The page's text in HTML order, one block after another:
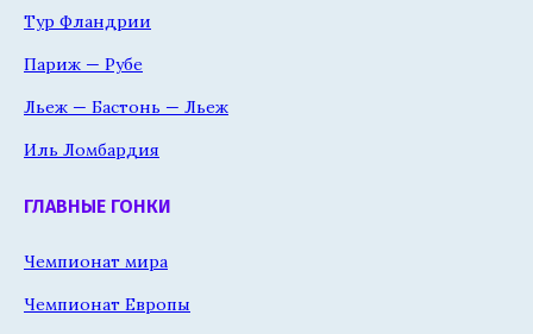
Тур Фландрии
Париж — Рубе
Льеж — Бастонь — Льеж
Иль Ломбардия
ГЛАВНЫЕ ГОНКИ
Чемпионат мира
Чемпионат Европы